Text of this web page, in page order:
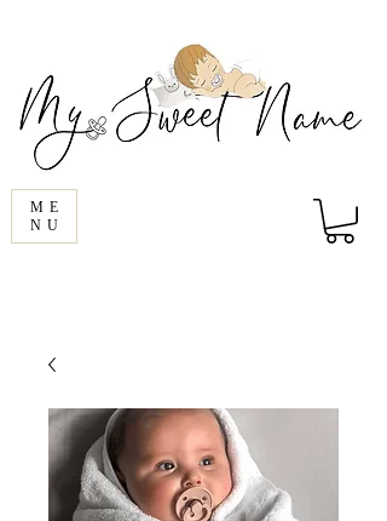
ME
NU